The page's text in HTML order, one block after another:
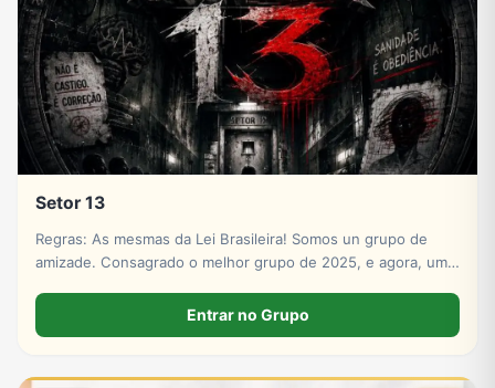
Setor 13
Regras: As mesmas da Lei Brasileira! Somos un grupo de
amizade. Consagrado o melhor grupo de 2025, e agora, um
Entrar no Grupo